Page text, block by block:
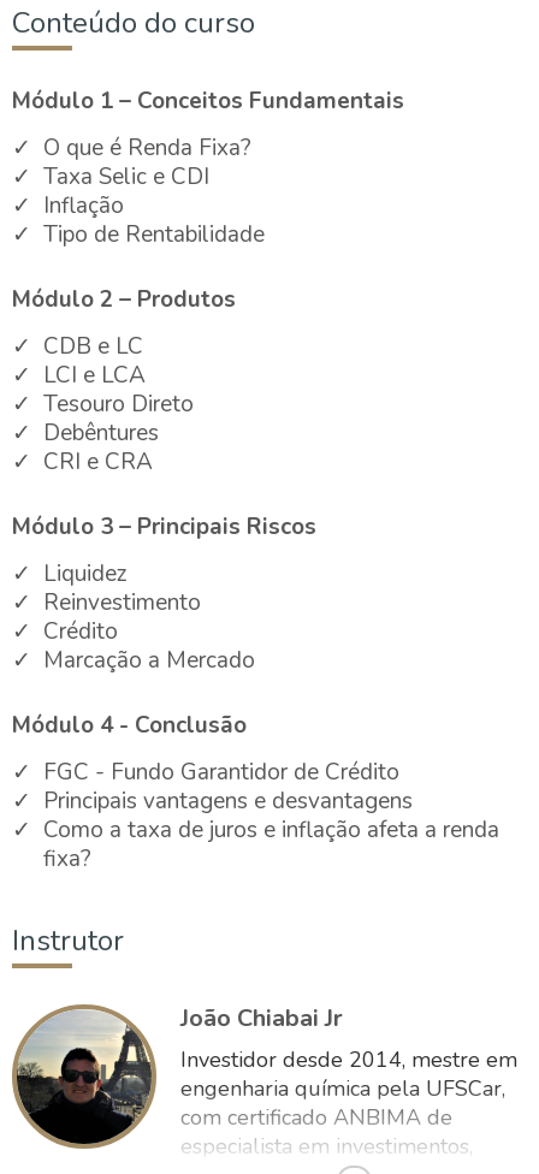
Conteúdo do curso
Módulo 1 – Conceitos Fundamentais
O que é Renda Fixa?
Taxa Selic e CDI
Inflação
Tipo de Rentabilidade
Módulo 2 – Produtos
CDB e LC
LCI e LCA
Tesouro Direto
Debêntures
CRI e CRA
Módulo 3 – Principais Riscos
Liquidez
Reinvestimento
Crédito
Marcação a Mercado
Módulo 4 - Conclusão
FGC - Fundo Garantidor de Crédito
Principais vantagens e desvantagens
Como a taxa de juros e inflação afeta a renda
fixa?
Instrutor
João Chiabai Jr
Investidor desde 2014, mestre em
engenharia química pela UFSCar,
com certificado ANBIMA de
especialista em investimentos,